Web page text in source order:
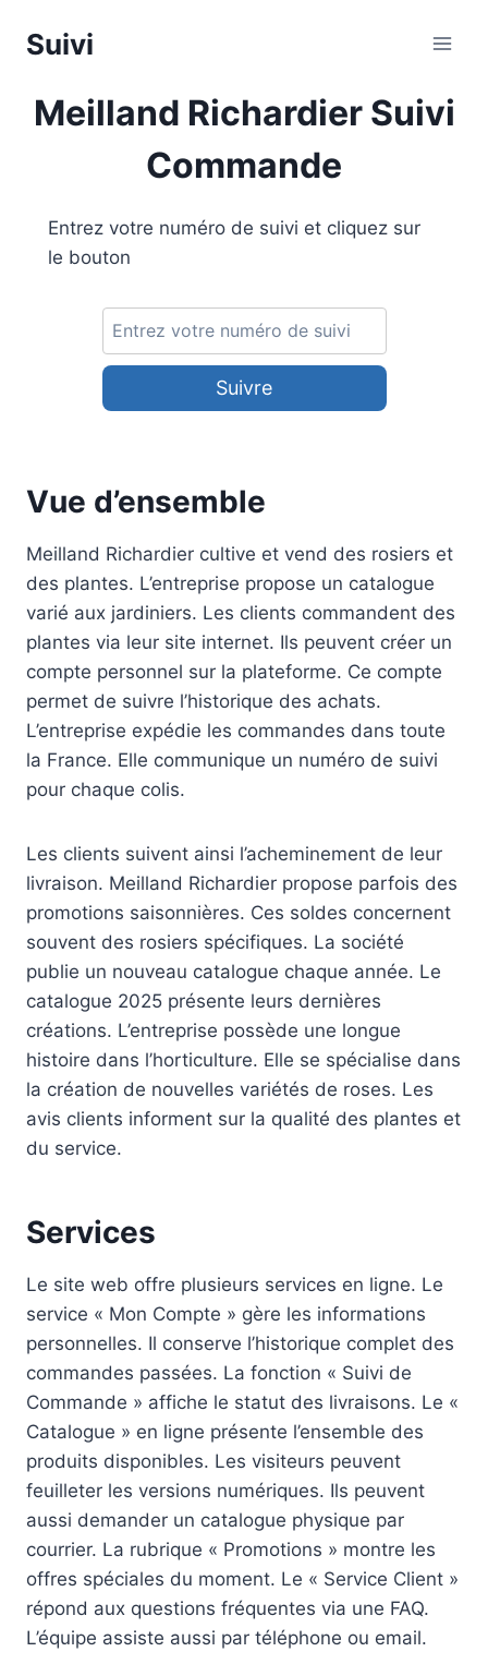
Suivi
Meilland Richardier Suivi
Commande
Entrez votre numéro de suivi et cliquez sur
le bouton
Suivre
Vue d’ensemble
Meilland Richardier cultive et vend des rosiers et
des plantes. L’entreprise propose un catalogue
varié aux jardiniers. Les clients commandent des
plantes via leur site internet. Ils peuvent créer un
compte personnel sur la plateforme. Ce compte
permet de suivre l’historique des achats.
L’entreprise expédie les commandes dans toute
la France. Elle communique un numéro de suivi
pour chaque colis.
Les clients suivent ainsi l’acheminement de leur
livraison. Meilland Richardier propose parfois des
promotions saisonnières. Ces soldes concernent
souvent des rosiers spécifiques. La société
publie un nouveau catalogue chaque année. Le
catalogue 2025 présente leurs dernières
créations. L’entreprise possède une longue
histoire dans l’horticulture. Elle se spécialise dans
la création de nouvelles variétés de roses. Les
avis clients informent sur la qualité des plantes et
du service.
Services
Le site web offre plusieurs services en ligne. Le
service « Mon Compte » gère les informations
personnelles. Il conserve l’historique complet des
commandes passées. La fonction « Suivi de
Commande » affiche le statut des livraisons. Le «
Catalogue » en ligne présente l’ensemble des
produits disponibles. Les visiteurs peuvent
feuilleter les versions numériques. Ils peuvent
aussi demander un catalogue physique par
courrier. La rubrique « Promotions » montre les
offres spéciales du moment. Le « Service Client »
répond aux questions fréquentes via une FAQ.
L’équipe assiste aussi par téléphone ou email.